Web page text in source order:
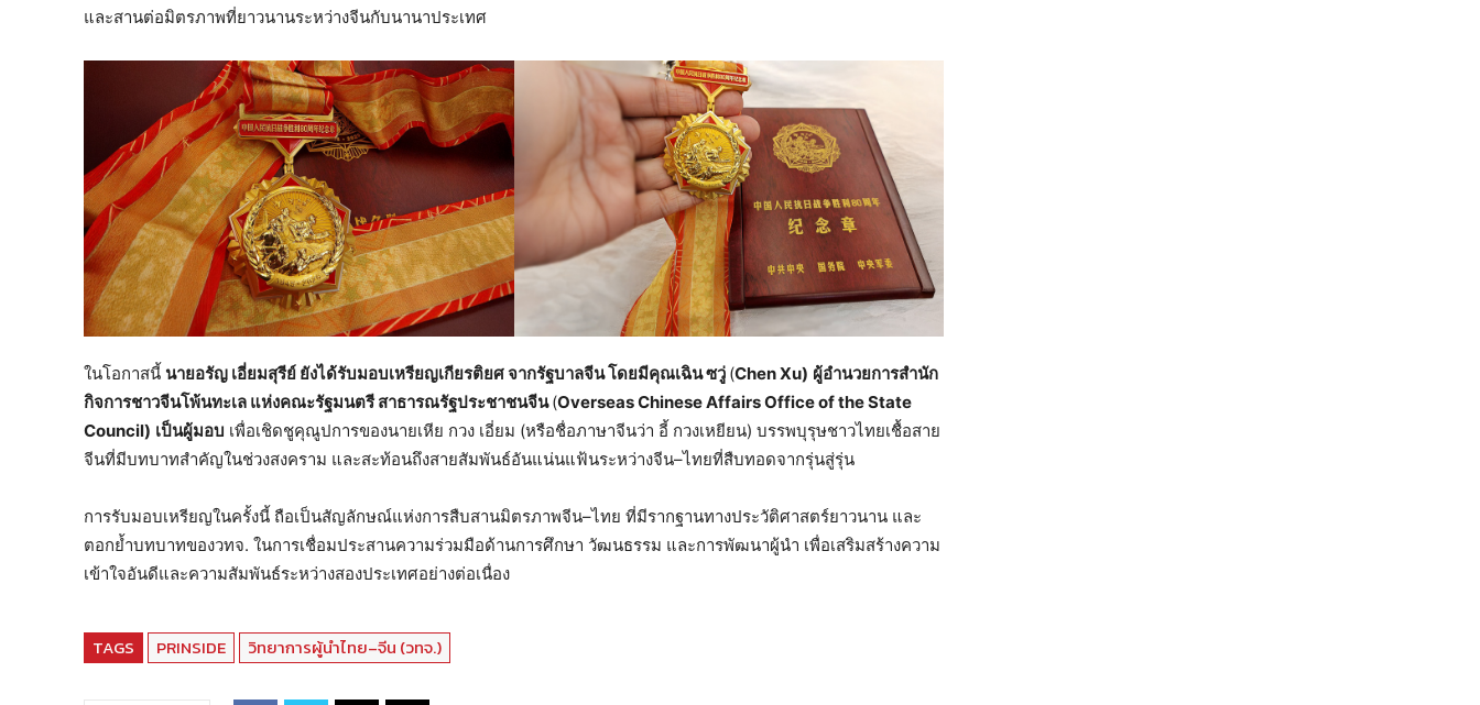
และสานต่อมิตรภาพที่ยาวนานระหว่างจีนกับนานาประเทศ
ในโอกาสนี้ นายอรัญ เอี่ยมสุรีย์ ยังได้รับมอบเหรียญเกียรติยศ จากรัฐบาลจีน โดยมีคุณเฉิน ซวู่ (Chen Xu) ผู้อำนวยการสำนัก
กิจการชาวจีนโพ้นทะเล แห่งคณะรัฐมนตรี สาธารณรัฐประชาชนจีน(Overseas Chinese Affairs Office of the State
Council) เป็นผู้มอบ เพื่อเชิดชูคุณูปการของนายเหีย กวง เอี่ยม (หรือชื่อภาษาจีนว่า อี้ กวงเหยียน) บรรพบุรุษชาวไทยเชื้อสาย
จีนที่มีบทบาทสำคัญในช่วงสงคราม และสะท้อนถึงสายสัมพันธ์อันแน่นแฟ้นระหว่างจีน–ไทยที่สืบทอดจากรุ่นสู่รุ่น
การรับมอบเหรียญในครั้งนี้ ถือเป็นสัญลักษณ์แห่งการสืบสานมิตรภาพจีน–ไทย ที่มีรากฐานทางประวัติศาสตร์ยาวนาน และ
ตอกย้ำบทบาทของวทจ. ในการเชื่อมประสานความร่วมมือด้านการศึกษา วัฒนธรรม และการพัฒนาผู้นำ เพื่อเสริมสร้างความ
เข้าใจอันดีและความสัมพันธ์ระหว่างสองประเทศอย่างต่อเนื่อง
TAGS PRINSIDE วิทยาการผู้นำไทย–จีน (วทจ.)